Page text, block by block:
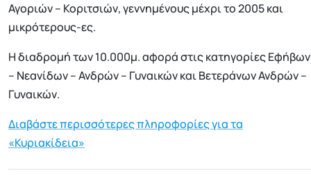
Αγοριών – Κοριτσιών, γεννημένους μέχρι το 2005 και
μικρότερους-ες.
Η διαδρομή των 10.000μ. αφορά στις κατηγορίες Εφήβων
– Νεανίδων – Ανδρών – Γυναικών και Βετεράνων Ανδρών –
Γυναικών.
Διαβάστε περισσότερες πληροφορίες για τα
«Κυριακίδεια»